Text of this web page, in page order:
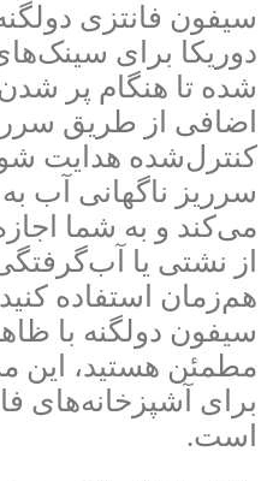
سیفون فانتزی
دوریکا برای
شده تا هنگام پر
اضافی از طریق
کنترل‌شده هدایت
سرریز ناگهانی آب
می‌کند و به شما
از نشتی یا
هم‌زمان استفاده
سیفون دولگنه با
مطمئن هستید، این
برای آشپزخانه‌های
است.